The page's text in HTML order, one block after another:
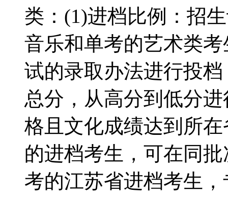
类：(1)进档比例：招
音乐和单考的艺术类
试的录取办法进行投
总分，从高分到低分
格且文化成绩达到所
的进档考生，可在同
考的江苏省进档考生